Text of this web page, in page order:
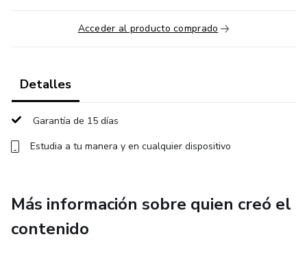
Acceder al producto comprado
Detalles
Garantía de 15 días
Estudia a tu manera y en cualquier dispositivo
Más información sobre quien creó el
contenido